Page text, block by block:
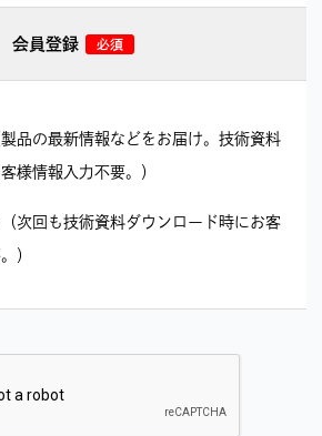
会員登録
品の最新情報などをお届け。技術資料
様情報入力不要。）
次回も技術資料ダウンロード時にお客
）